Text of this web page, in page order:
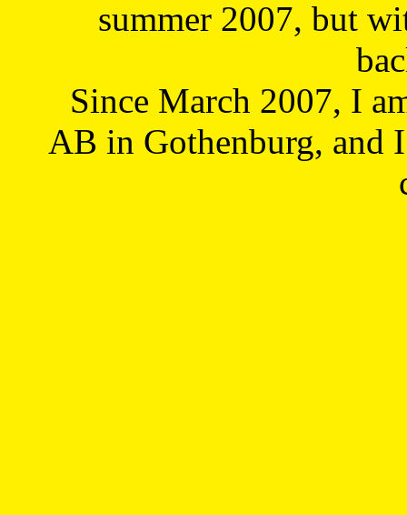
summer 2007, but
Since March 2007, I
AB in Gothenburg, and